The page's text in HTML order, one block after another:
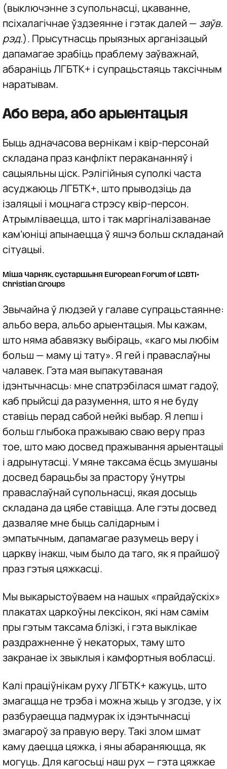
(выключэнне з супольнасці, цкаванне,
псіхалагічнае ўздзеянне і гэтак далей — заўв.
рэд.). Прысутнасць прыязных арганізацый
дапамагае зрабіць праблему заўважнай,
абараніць ЛГБТК+ і супрацьстаяць таксічным
наратывам.
Або вера, або арыентацыя
Быць адначасова вернікам і квір-персонай
складана праз канфлікт перакананняў і
сацыяльны ціск. Рэлігійныя суполкі часта
асуджаюць ЛГБТК+, што прыводзіць да
ізаляцыі і моцнага стрэсу квір-персон.
Атрымліваецца, што і так маргіналізаванае
кам’юніці апынаецца ў яшчэ больш складанай
сітуацыі.
Міша Чарняк, сустаршыня European Forum of LGBTI+
Christian Groups
Звычайна ў людзей у галаве супрацьстаянне:
альбо вера, альбо арыентацыя. Мы кажам,
што няма абавязку выбіраць, «каго мы любім
больш — маму ці тату». Я гей і праваслаўны
чалавек. Гэта мая выпакутаваная
ідэнтычнасць: мне спатрэбілася шмат гадоў,
каб прыйсці да разумення, што я не буду
ставіць перад сабой нейкі выбар. Я лепш і
больш глыбока пражываю сваю веру праз
тое, што маю досвед пражывання арыентацыі
і адрынутасці. У мяне таксама ёсць змушаны
досвед барацьбы за прастору ўнутры
праваслаўнай супольнасці, якая досыць
складана да цябе ставіцца. Але гэты досвед
дазваляе мне быць салідарным і
эмпатычным, дапамагае разумець веру і
царкву інакш, чым было да таго, як я прайшоў
праз гэтыя цяжкасці.
Мы выкарыстоўваем на нашых «прайдаўскіх»
плакатах царкоўны лексікон, які нам самім
пры гэтым таксама блізкі, і гэта выклікае
раздражненне ў некаторых, таму што
закранае іх звыклыя і камфортныя вобласці.
Калі праціўнікам руху ЛГБТК+ кажуць, што
змагацца не трэба і можна жыць у згодзе, у іх
разбураецца падмурак іх ідэнтычнасці
змагароў за правую веру. Такі злом шмат
каму даецца цяжка, і яны абараняюцца, як
могуць. Для кагосьці наш рух — гэта цяжкае